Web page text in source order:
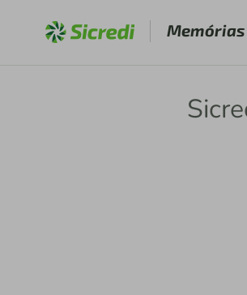
Memórias